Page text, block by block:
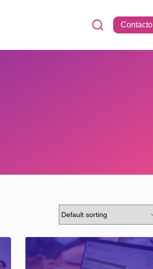
Contacto